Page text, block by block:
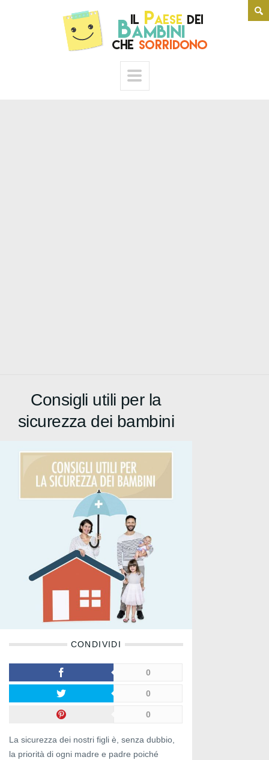
Consigli utili per la
sicurezza dei bambini
CONDIVIDI
0
0
0
La sicurezza dei nostri figli è, senza dubbio,
la priorità di ogni madre e padre poiché